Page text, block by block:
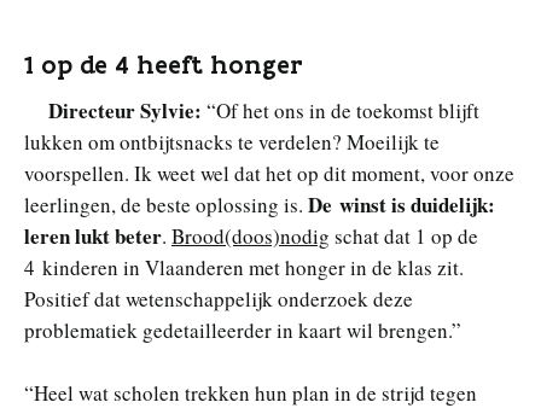
1 op de 4 heeft honger
Directeur Sylvie: “Of het ons in de toekomst blijft
lukken om ontbijtsnacks te verdelen? Moeilijk te
voorspellen. Ik weet wel dat het op dit moment, voor onze
leerlingen, de beste oplossing is. De winst is duidelijk:
leren lukt beter. Brood(doos)nodig schat dat 1 op de
4 kinderen in Vlaanderen met honger in de klas zit.
Positief dat wetenschappelijk onderzoek deze
problematiek gedetailleerder in kaart wil brengen.”
“Heel wat scholen trekken hun plan in de strijd tegen